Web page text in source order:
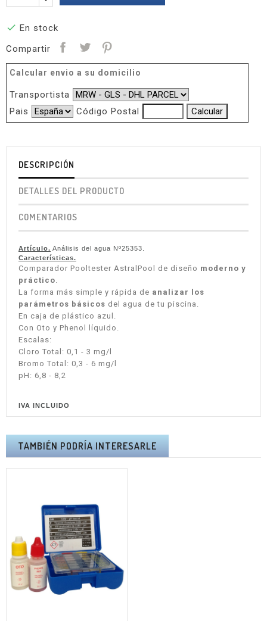
 En stock
Compartir
Calcular envio a su domicilio
Transportista
Pais
Código Postal
DESCRIPCIÓN
DETALLES DEL PRODUCTO
COMENTARIOS
Artículo. Análisis del agua Nº25353.
Características.
Comparador Pooltester AstralPool de diseño moderno y
práctico.
La forma más simple y rápida de analizar los
parámetros básicos del agua de tu piscina.
En caja de plástico azul.
Con Oto y Phenol líquido.
Escalas:
Cloro Total: 0,1 - 3 mg/l
Bromo Total: 0,3 - 6 mg/l
pH: 6,8 - 8,2
IVA INCLUIDO
TAMBIÉN PODRÍA INTERESARLE